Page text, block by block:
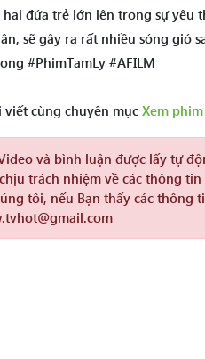
đứa trẻ lớn lên trong sự yêu
sẽ gây ra rất nhiều sóng gió
#PhimTamLy #AFILM
viết cùng chuyên mục Xem
và bình luận được lấy tự
trách nhiệm về các thông
tôi, nếu Bạn thấy các thông